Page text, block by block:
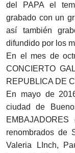
del PAPA el
grabado con un
así también
difundido por los
En el mes de
CONCIERTO
REPUBLICA DE
En mayo de
ciudad de
renombrados de
Valeria LInch,